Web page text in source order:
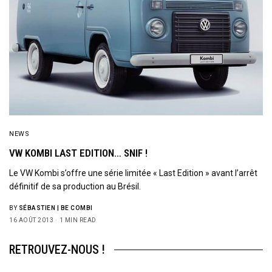
NEWS
VW KOMBI LAST EDITION… SNIF !
Le VW Kombi s’offre une série limitée « Last Edition » avant l’arrêt
définitif de sa production au Brésil.
BY SÉBASTIEN | BE COMBI
16 AOÛT 2013
1 MIN READ
RETROUVEZ-NOUS !